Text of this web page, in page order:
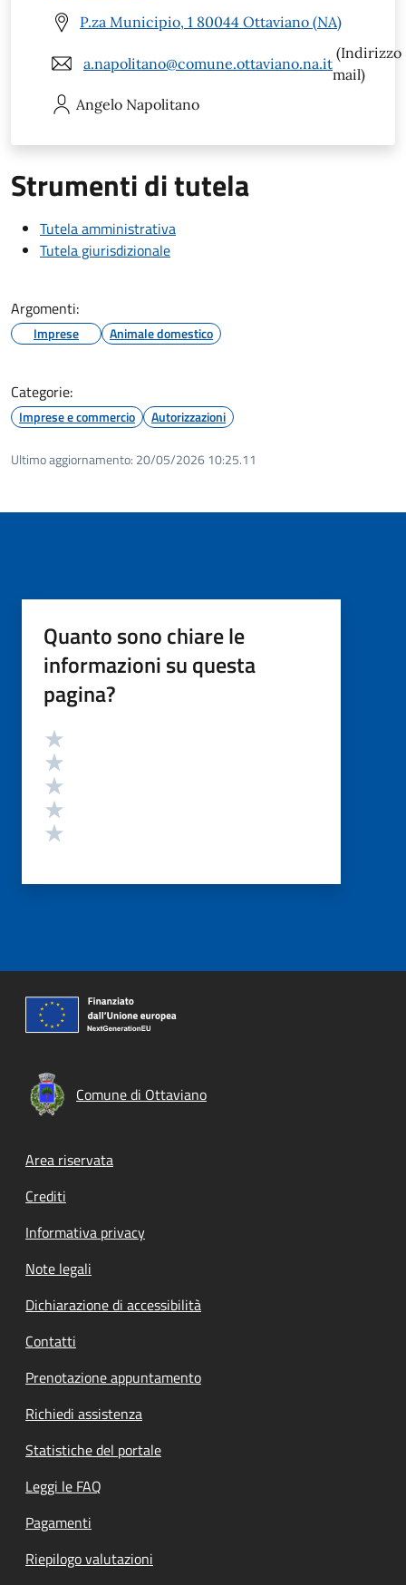
P.za Municipio, 1 80044 Ottaviano (NA)
a.napolitano@comune.ottaviano.na.it
(Indirizzo
mail)
Angelo Napolitano
Strumenti di tutela
Tutela amministrativa
Tutela giurisdizionale
Argomenti:
Imprese Animale domestico
Categorie:
Imprese e commercio Autorizzazioni
Ultimo aggiornamento: 20/05/2026 10:25.11
Quanto sono chiare le
informazioni su questa
pagina?
Valutazione
Comune di Ottaviano
Footer menu
Area riservata
Crediti
Informativa privacy
Note legali
Dichiarazione di accessibilità
Contatti
Prenotazione appuntamento
Richiedi assistenza
Statistiche del portale
Leggi le FAQ
Pagamenti
Riepilogo valutazioni